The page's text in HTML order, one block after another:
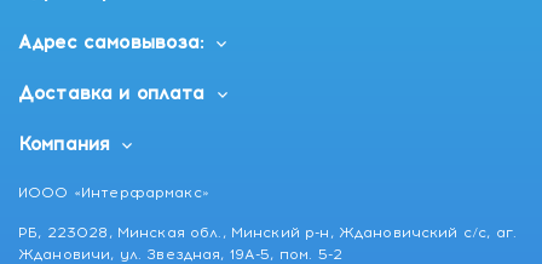
Адрес самовывоза:
Доставка и оплата
Компания
ИООО «Интерфармакс»
РБ, 223028, Минская обл., Минский р-н, Ждановичский с/с, аг.
Ждановичи, ул. Звездная, 19А-5, пом. 5-2